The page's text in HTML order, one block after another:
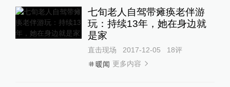
七旬老人自驾带瘫痪老伴游
玩：持续13年，她在身边就
是家
直击现场 2017-12-05 18评
暖闻 更多内容